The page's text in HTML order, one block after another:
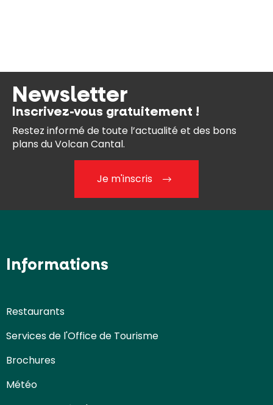
Newsletter
Inscrivez-vous gratuitement !
Restez informé de toute l’actualité et des bons
plans du Volcan Cantal.
Je m'inscris
Informations
Restaurants
Services de l'Office de Tourisme
Brochures
Météo